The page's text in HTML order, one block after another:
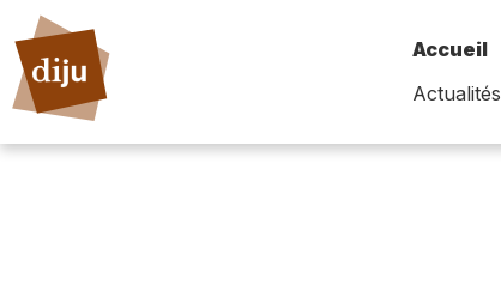
Accueil
Actualités